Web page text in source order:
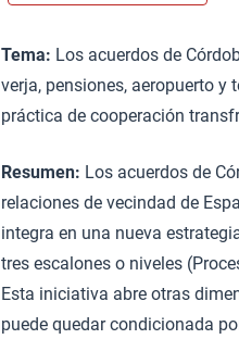
Tema: Los acuerdos de
verja, pensiones, aeropuerto
práctica de cooperación
Resumen: Los acuerdos de
relaciones de vecindad de
integra en una nueva
tres escalones o niveles
Esta iniciativa abre otras
puede quedar condicionada